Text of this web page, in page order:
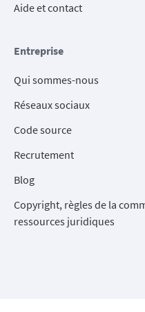
Aide et contact
Entreprise
Qui sommes-nous
Réseaux sociaux
Code source
Recrutement
Blog
Copyright, règles de la
ressources juridiques